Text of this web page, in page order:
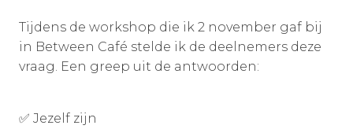
Tijdens de workshop die ik 2 november gaf bij
in Between Café stelde ik de deelnemers deze
vraag. Een greep uit de antwoorden:
✅ Jezelf zijn